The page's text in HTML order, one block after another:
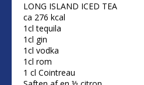
LONG ISLAND ICED TEA
ca 276 kcal
1cl tequila
1cl gin
1cl vodka
1cl rom
1 cl Cointreau